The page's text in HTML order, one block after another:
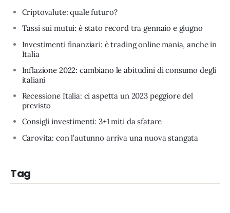
Criptovalute: quale futuro?
Tassi sui mutui: è stato record tra gennaio e giugno
Investimenti finanziari: è trading online mania, anche in
Italia
Inflazione 2022: cambiano le abitudini di consumo degli
italiani
Recessione Italia: ci aspetta un 2023 peggiore del
previsto
Consigli investimenti: 3+1 miti da sfatare
Carovita: con l’autunno arriva una nuova stangata
Tag